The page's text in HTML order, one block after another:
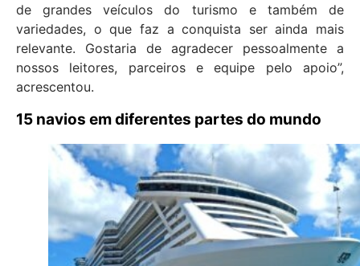
de grandes veículos do turismo e também de
variedades, o que faz a conquista ser ainda mais
relevante. Gostaria de agradecer pessoalmente a
nossos leitores, parceiros e equipe pelo apoio”,
acrescentou.
15 navios em diferentes partes do mundo